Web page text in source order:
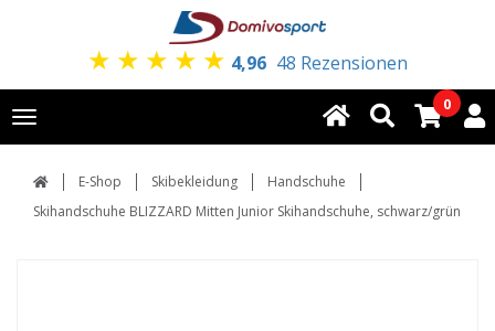
★ ★ ★ ★ ★ 4,96 48 Rezensionen
Toggle
navigation
0
E-Shop Skibekleidung
Handschuhe
Skihandschuhe BLIZZARD Mitten Junior Skihandschuhe, schwarz/grün